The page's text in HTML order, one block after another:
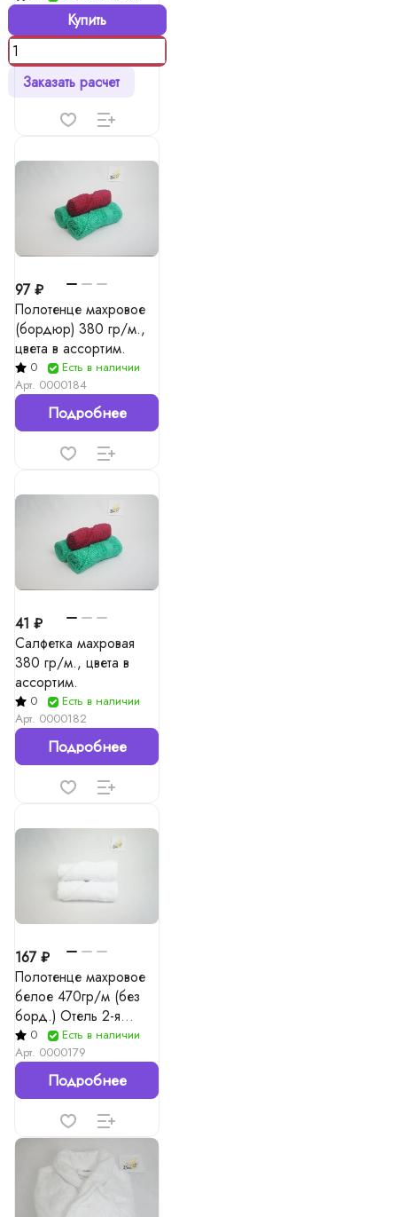
Купить
Заказать расчет
97 ₽
Полотенце махровое
(бордюр) 380 гр/м.,
цвета в ассортим.
0
Есть в наличии
Арт. 0000184
Подробнее
41 ₽
Салфетка махровая
380 гр/м., цвета в
ассортим.
0
Есть в наличии
Арт. 0000182
Подробнее
167 ₽
Полотенце махровое
белое 470гр/м (без
борд.) Отель 2-я
нитка, 2-я строчка
0
Есть в наличии
Арт. 0000179
Подробнее